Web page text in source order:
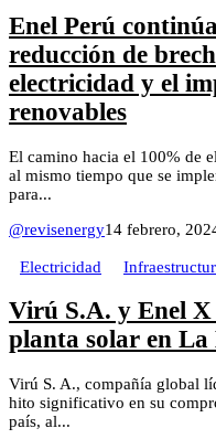
Enel Perú
reducción de
electricidad y el
renovables
El camino hacia el 100% de
al mismo tiempo que se
para...
@revisenergy14 febrero,
Electricidad
Virú S.A. y Enel X
planta solar en
Virú S. A., compañía global
hito significativo en su
país, al...